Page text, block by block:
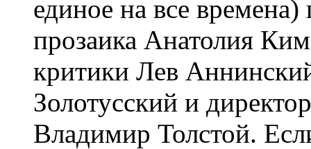
единое на все времена)
прозаика Анатолия
критики Лев
Золотусский и
Владимир Толстой.